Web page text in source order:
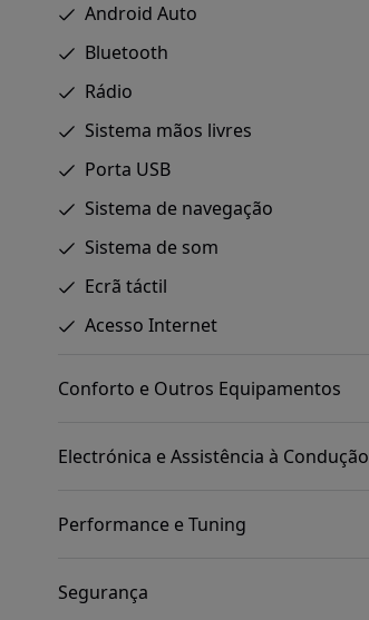
Android Auto
Bluetooth
Rádio
Sistema mãos livres
Porta USB
Sistema de navegação
Sistema de som
Ecrã táctil
Acesso Internet
Conforto e Outros Equipamentos
Electrónica e Assistência à Condução
Performance e Tuning
Segurança